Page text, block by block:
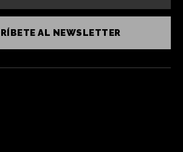
AL NEWSLETTER